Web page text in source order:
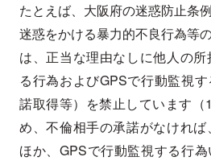
たとえば、大阪府の迷惑防止条
迷惑をかける暴力的不良行為等
は、正当な理由なしに他人の
る行為およびGPSで行動監視
諾取得等）を禁止しています（
め、不倫相手の承諾がなけれ
ほか、GPSで行動監視する行